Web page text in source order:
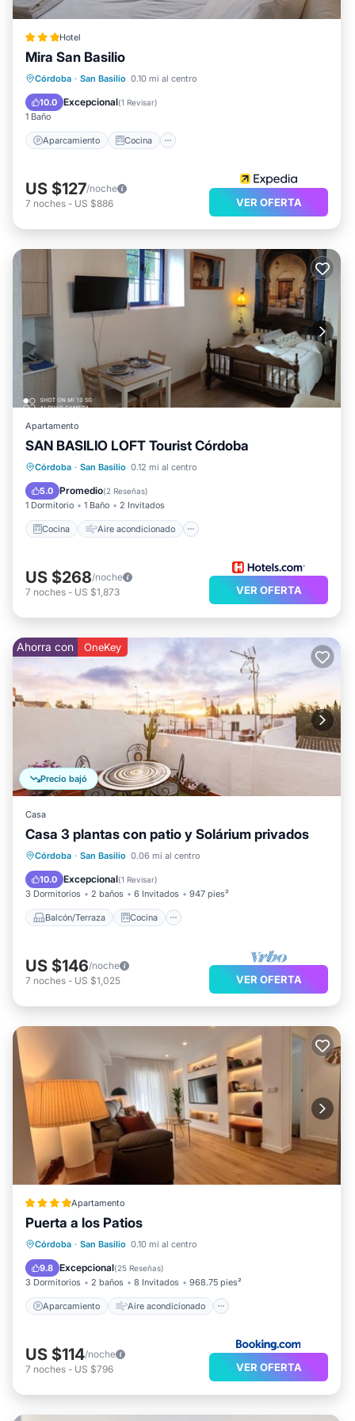
Hotel
Mira San Basilio
Córdoba · San Basilio 0.10 mi al centro
10.0 Excepcional(1 Revisar)
1 Baño
Aparcamiento Cocina
Aparcamiento
Cocina
Aire acondicionado
US $127/noche
7 noches - US $886 VER OFERTA
Apartamento
SAN BASILIO LOFT Tourist Córdoba
Córdoba · San Basilio 0.12 mi al centro
5.0 Promedio(2 Reseñas)
1 Dormitorio 1 Baño 2 Invitados
Cocina Aire acondicionado
Cocina Aire acondicionado
Apto para niños
US $268/noche
7 noches - US $1,873 VER OFERTA
Precio bajó
Ahorra con OneKey
Casa
Casa 3 plantas con patio y Solárium privados
Córdoba · San Basilio 0.06 mi al centro
10.0 Excepcional(1 Revisar)
3 Dormitorios 2 baños 6 Invitados 947 pies²
Balcón/Terraza Cocina
Balcón/Terraza
Cocina
Aire acondicionado
US $146/noche
7 noches - US $1,025 VER OFERTA
Apartamento
Puerta a los Patios
Córdoba · San Basilio 0.10 mi al centro
9.8 Excepcional(25 Reseñas)
3 Dormitorios 2 baños 8 Invitados 968.75 pies²
Aparcamiento Aire acondicionado
Aparcamiento
Aire acondicionado
Internet
Apto para niños
US $114/noche
7 noches - US $796 VER OFERTA